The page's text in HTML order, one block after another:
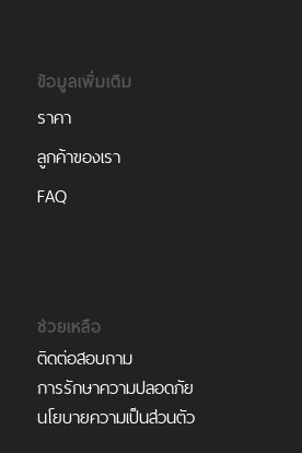
ข้อมูลเพิ่มเติม
ราคา
ลูกค้าของเรา
FAQ
ช่วยเหลือ
ติดต่อสอบถาม
การรักษาความปลอดภัย
นโยบายความเป็นส่วนตัว